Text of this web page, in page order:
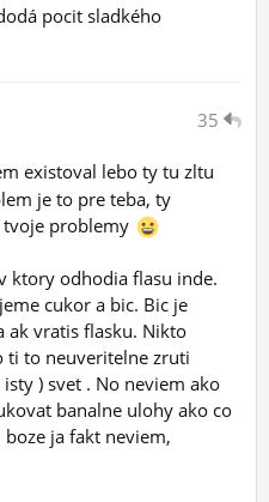
pocit sladkého
35
existoval lebo ty tu zltu
je to pre teba, ty
tvoje problemy
ktory odhodia flasu inde.
cukor a bic. Bic je
ak vratis flasku. Nikto
ti to neuveritelne zruti
) svet . No neviem ako
banalne ulohy ako co
ja fakt neviem,